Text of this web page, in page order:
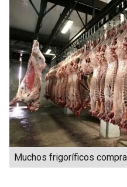
Muchos frigoríficos